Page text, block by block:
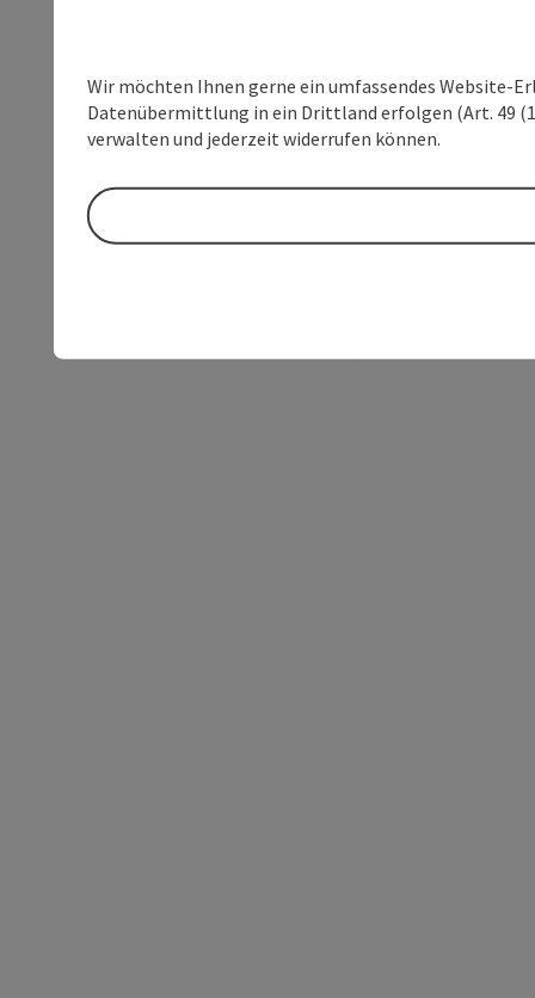
Wir möchten Ihnen gerne ein umfassendes Website-
Datenübermittlung in ein Drittland erfolgen (Art. 49
verwalten und jederzeit widerrufen können.